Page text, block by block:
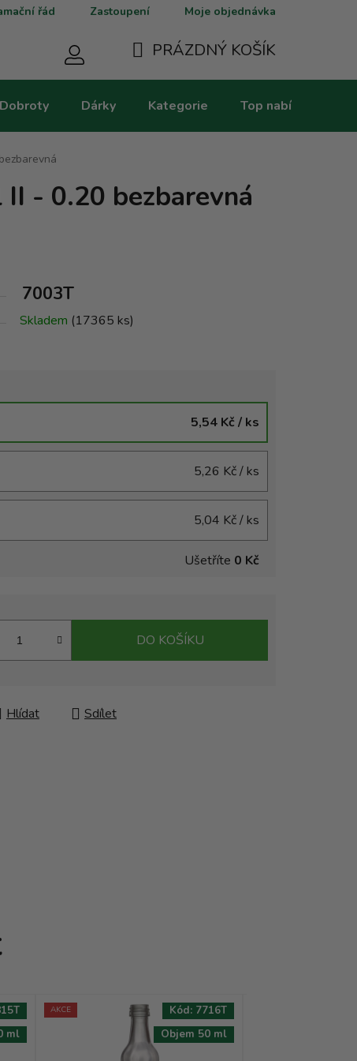
řád Zastoupení Moje objednávka
KOŠÍK
PRÁZDNÝ KOŠÍK
Dobroty Dárky Kategorie Top nabídky
- 0.20 bezbarevná
7003T
Skladem (17365 ks)
5,54 Kč/ ks
5,26 Kč/ ks
5,04 Kč/ ks
Ušetříte 0 Kč
DO KOŠÍKU
Hlídat Sdílet
ml
AKCE
Objem 50 ml
Kód: 7716T